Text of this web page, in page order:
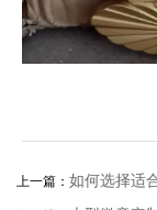
上一篇： 如何选择适